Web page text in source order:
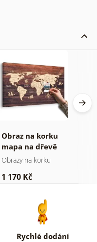
Obraz na korku
mapa na dřevě
Obrazy na korku
1 170 Kč
Rychlé dodání